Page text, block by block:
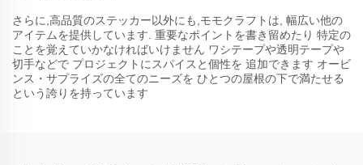
さらに,高品質のステッカー以外にも,モモクラフトは, 幅広い他の
アイテムを提供しています. 重要なポイントを書き留めたり 特定の
ことを覚えていかなければいけません ワシテープや透明テープや
切手などで プロジェクトにスパイスと個性を 追加できます オービ
ンス・サプライズの全てのニーズを ひとつの屋根の下で満たせる
という誇りを持っています